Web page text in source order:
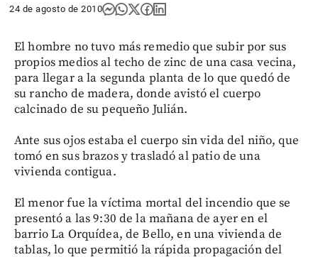
24 de agosto de 2010
El hombre no tuvo más remedio que subir por sus
propios medios al techo de zinc de una casa vecina,
para llegar a la segunda planta de lo que quedó de
su rancho de madera, donde avistó el cuerpo
calcinado de su pequeño Julián.
Ante sus ojos estaba el cuerpo sin vida del niño, que
tomó en sus brazos y trasladó al patio de una
vivienda contigua.
El menor fue la víctima mortal del incendio que se
presentó a las 9:30 de la mañana de ayer en el
barrio La Orquídea, de Bello, en una vivienda de
tablas, lo que permitió la rápida propagación del